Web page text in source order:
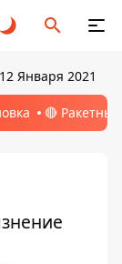
Января 2021
🔴